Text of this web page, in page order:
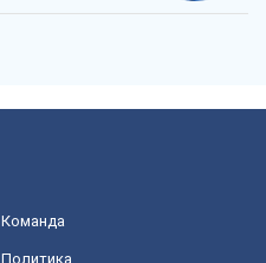
Команда
Политика